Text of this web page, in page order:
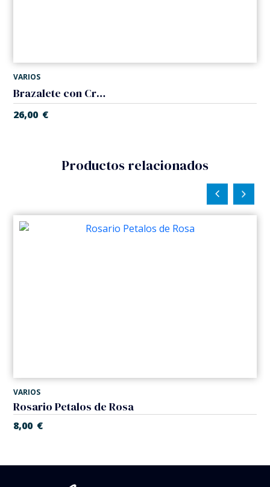
VARIOS
Brazalete con Cruces. Acero
26,00 €
Productos relacionados
VARIOS
Rosario Petalos de Rosa
8,00 €